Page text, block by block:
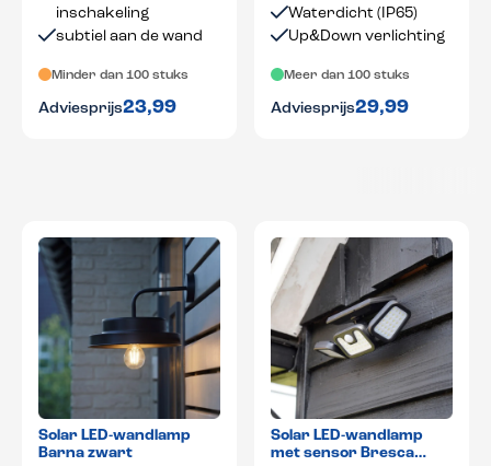
inschakeling
subtiel aan de wand
Minder dan 100 stuks
Adviesprijs23,99
Waterdicht (IP65)
Up&Down verlichting
Meer dan 100 stuks
Adviesprijs29,99
Solar LED-wandlamp
Barna zwart
Solar LED-wandlamp
met sensor Bresca